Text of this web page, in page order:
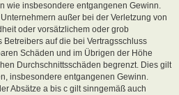
wie insbesondere entgangenen Gewinn.
außer bei der Verletzung von
oder vorsätzlichem oder grob
Betreibers auf die bei Vertragsschluss
Schäden und im Übrigen der Höhe
Durchschnittsschäden begrenzt. Dies gilt
insbesondere entgangenen Gewinn.
Absätze a bis c gilt sinngemäß auch